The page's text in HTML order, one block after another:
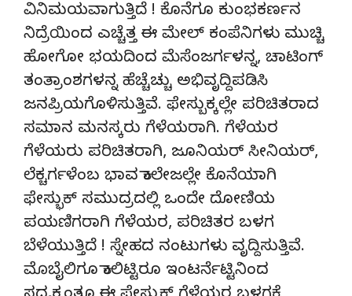
ವಿನಿಮಯವಾಗುತ್ತಿದೆ ! ಕೊನೆಗೂ ಕುಂಭಕರ್ಣನ
ನಿದ್ರೆಯಿಂದ ಎಚ್ಚೆತ್ತ ಈ ಮೇಲ್ ಕಂಪೆನಿಗಳು ಮುಚ್ಚಿ
ಹೋಗೋ ಭಯದಿಂದ ಮೆಸೆಂಜರ್ಗಳನ್ನ, ಚಾಟಿಂಗ್
ತಂತ್ರಾಂಶಗಳನ್ನ ಹೆಚ್ಚೆಚ್ಚು ಅಭಿವೃದ್ದಿಪಡಿಸಿ
ಜನಪ್ರಿಯಗೊಳಿಸುತ್ತಿವೆ. ಫೇಸ್ಬುಕ್ಕಲ್ಲೇ ಪರಿಚಿತರಾದ
ಸಮಾನ ಮನಸ್ಕರು ಗೆಳೆಯರಾಗಿ. ಗೆಳೆಯರ
ಗೆಳೆಯರು ಪರಿಚಿತರಾಗಿ, ಜೂನಿಯರ್ ಸೀನಿಯರ್,
ಲೆಕ್ಚರ್ಗಳೆಂಬ ಭಾವ ಕಾಲೇಜಲ್ಲೇ ಕೊನೆಯಾಗಿ
ಫೇಸ್ಭುಕ್ ಸಮುದ್ರದಲ್ಲಿ ಒಂದೇ ದೋಣಿಯ
ಪಯಣಿಗರಾಗಿ ಗೆಳೆಯರ, ಪರಿಚಿತರ ಬಳಗ
ಬೆಳೆಯುತ್ತಿದೆ ! ಸ್ನೇಹದ ನಂಟುಗಳು ವೃದ್ದಿಸುತ್ತಿವೆ.
ಮೊಬೈಲಿಗೂ ಕಾಲಿಟ್ಟಿರೂ ಇಂಟರ್ನೆಟ್ಟಿನಿಂದ